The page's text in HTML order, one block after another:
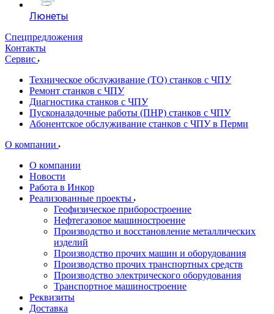
Люнеты
Спецпредложения
Контакты
Сервис
Техническое обслуживание (ТО) станков с ЧПУ
Ремонт станков с ЧПУ
Диагностика станков с ЧПУ
Пусконаладочные работы (ПНР) станков с ЧПУ
Абонентское обслуживание станков с ЧПУ в Перми
О компании
О компании
Новости
Работа в Инкор
Реализованные проекты
Геофизическое приборостроение
Нефтегазовое машиностроение
Производство и восстановление металлических
изделий
Производство прочих машин и оборудования
Производство прочих транспортных средств
Производство электрического оборудования
Транспортное машиностроение
Реквизиты
Доставка